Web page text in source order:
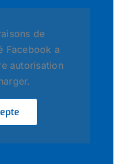
de
Facebook a
autorisation